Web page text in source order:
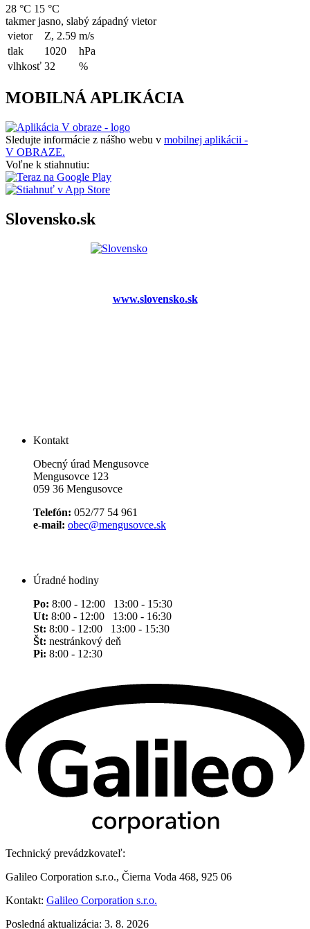
28 °C 15 °C
takmer jasno, slabý západný vietor
vietor
Z, 2.59 m/s
tlak
1020
hPa
vlhkosť 32 %
MOBILNÁ APLIKÁCIA
Sledujte informácie z nášho webu v mobilnej aplikácii -
V OBRAZE.
Voľne k stiahnutiu:
Slovensko.sk
www.slovensko.sk
Kontakt
Obecný úrad Mengusovce
Mengusovce 123
059 36 Mengusovce
Telefón: 052/77 54 961
e-mail: obec@mengusovce.sk
Úradné hodiny
Po: 8:00 - 12:00 13:00 - 15:30
Ut: 8:00 - 12:00 13:00 - 16:30
St: 8:00 - 12:00 13:00 - 15:30
Št: nestránkový deň
Pi: 8:00 - 12:30
Technický prevádzkovateľ:
Galileo Corporation s.r.o., Čierna Voda 468, 925 06
Kontakt: Galileo Corporation s.r.o.
Posledná aktualizácia: 3. 8. 2026